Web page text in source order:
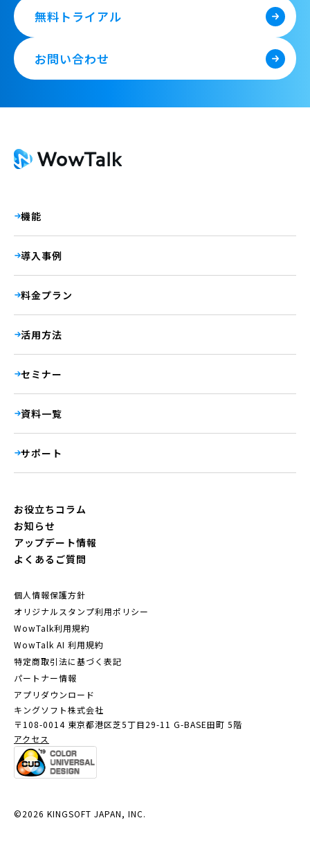
無料トライアル
お問い合わせ
機能
導入事例
料金プラン
活用方法
セミナー
資料一覧
サポート
お役立ちコラム
お知らせ
アップデート情報
よくあるご質問
個人情報保護方針
オリジナルスタンプ利用ポリシー
WowTalk利用規約
WowTalk AI 利用規約
特定商取引法に基づく表記
パートナー情報
アプリダウンロード
キングソフト株式会社
〒108-0014 東京都港区芝5丁目29-11 G-BASE田町 5階
アクセス
©2026 KINGSOFT JAPAN, INC.